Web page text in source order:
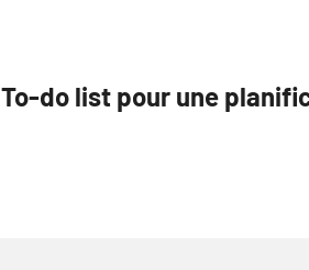
To-do list pour une